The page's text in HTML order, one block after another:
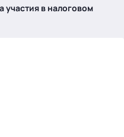
участия в налоговом